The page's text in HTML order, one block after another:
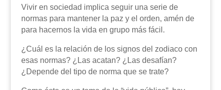
Vivir en sociedad implica seguir una serie de
normas para mantener la paz y el orden, amén de
para hacernos la vida en grupo más fácil.
¿Cuál es la relación de los signos del zodiaco con
esas normas? ¿Las acatan? ¿Las desafían?
¿Depende del tipo de norma que se trate?